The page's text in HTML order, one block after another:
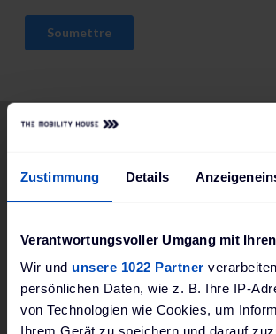
Zustimmung Details
Verantwortungsvoller Umgang mit
Wir und unsere 1022 Partner
persönlichen Daten, wie z. B. Ihre IP-
von Technologien wie Cookies, um
Ihrem Gerät zu speichern und darauf
A propos
Service & Aide
Contact
Modes de Paiement